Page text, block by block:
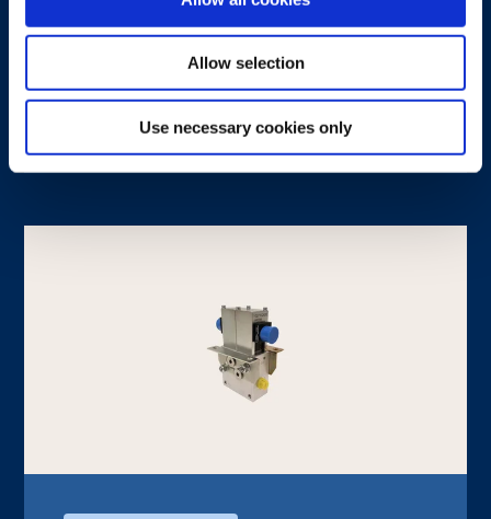
Allow selection
Use necessary cookies only
per gru da camion
Scopri di più